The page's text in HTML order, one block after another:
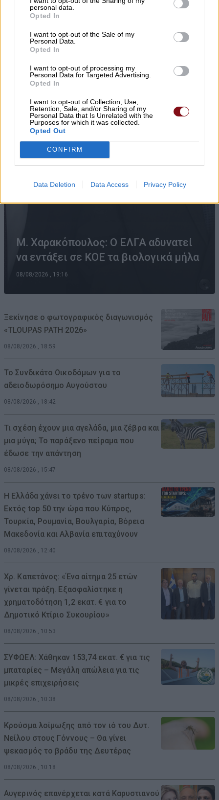
personal data.
Opted In
I want to opt-out of the Sale of my
Personal Data.
Opted In
I want to opt-out of processing my
Personal Data for Targeted Advertising.
Opted In
I want to opt-out of Collection, Use,
Retention, Sale, and/or Sharing of my
Personal Data that Is Unrelated with the
Purposes for which it was collected.
Opted Out
CONFIRM
Data Deletion Data Access Privacy Policy
Μ. Χαρακόπουλος: Ο ΕΛΓΑ αδυνατεί
να εντάξει σε ΚΟΕ τα βιολογικά μήλα
08/08/2026 , 19:16
Ξεκίνησε ο φωτογραφικός διαγωνισμός
«TLOUPAS PATH 2026»
08/08/2026 , 18:59
Το Συνδικάτο Οικοδόμων για το
αδειοδωρόσημο Αυγούστου
08/08/2026 , 18:42
Τι σχέση έχουν μια αγελάδα, μια ζέβρα και
μια μύγα; Το παράξενο πείραμα που
έδωσε την απάντηση
08/08/2026 , 15:47
Η Ελλάδα χάνει το τρένο των startups:
Εκτός top 50 την ώρα που Κύπρος,
Τουρκία, Ρουμανία, Βουλγαρία, Βόρεια
Μακεδονία και Αλβανία επιταχύνουν
08/08/2026 , 12:40
Χρ. Καπετάνος: «Ένα αίτημα 25 ετών
γίνεται πράξη. Εξασφαλίστηκε η
χρηματοδότηση 1,2 εκατ. € για το
Δημοτικό Κτίριο Συκουρίου»
08/08/2026 , 10:53
ΣΥΦΩΕΛ: Χάθηκαν 153,74 εκατ. € για τις
μπαταρίες – Μεγάλη απώλεια για τις
μικρές επιχειρήσεις
08/08/2026 , 10:38
Κρούσμα λοίμωξης από τον ιό του Δυτ.
Νείλου στους Γόννους – Θα γίνει
ψεκασμός το βράδυ της Δευτέρας
08/08/2026 , 10:18
Αυγερινός επανέρχεται κατά Καρυστιανού